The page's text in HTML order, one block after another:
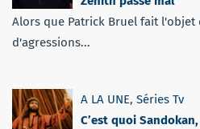
Alors que Patrick Bruel fait l'objet
d'agressions...
A LA UNE, Séries Tv
C’est quoi